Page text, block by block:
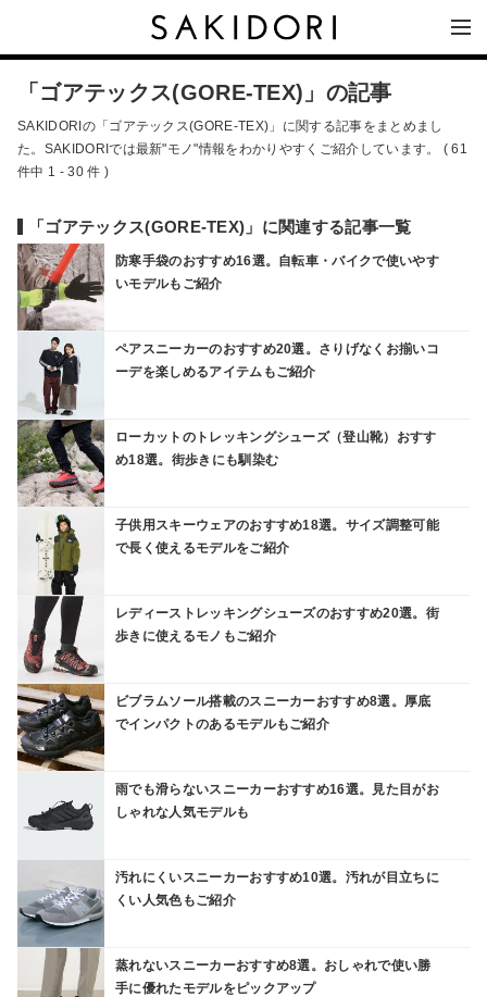
「ゴアテックス(GORE-TEX)」の記事
SAKIDORIの「ゴアテックス(GORE-TEX)」に関する記事をまとめまし
た。SAKIDORIでは最新"モノ"情報をわかりやすくご紹介しています。 ( 61
件中 1 - 30 件 )
「ゴアテックス(GORE-TEX)」に関連する記事一覧
防寒手袋のおすすめ16選。自転車・バイクで使いやす
いモデルもご紹介
ペアスニーカーのおすすめ20選。さりげなくお揃いコ
ーデを楽しめるアイテムもご紹介
ローカットのトレッキングシューズ（登山靴）おすす
め18選。街歩きにも馴染む
子供用スキーウェアのおすすめ18選。サイズ調整可能
で長く使えるモデルをご紹介
レディーストレッキングシューズのおすすめ20選。街
歩きに使えるモノもご紹介
ビブラムソール搭載のスニーカーおすすめ8選。厚底
でインパクトのあるモデルもご紹介
雨でも滑らないスニーカーおすすめ16選。見た目がお
しゃれな人気モデルも
汚れにくいスニーカーおすすめ10選。汚れが目立ちに
くい人気色もご紹介
蒸れないスニーカーおすすめ8選。おしゃれで使い勝
手に優れたモデルをピックアップ